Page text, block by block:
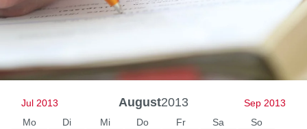
Jul 2013 August2013
Sep 2013
Mo
Di Mi Do Fr Sa
So